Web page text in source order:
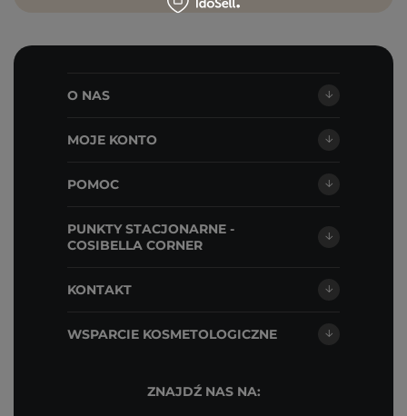
O NAS
MOJE KONTO
POMOC
PUNKTY STACJONARNE -
COSIBELLA CORNER
KONTAKT
WSPARCIE KOSMETOLOGICZNE
ZNAJDŹ NAS NA: